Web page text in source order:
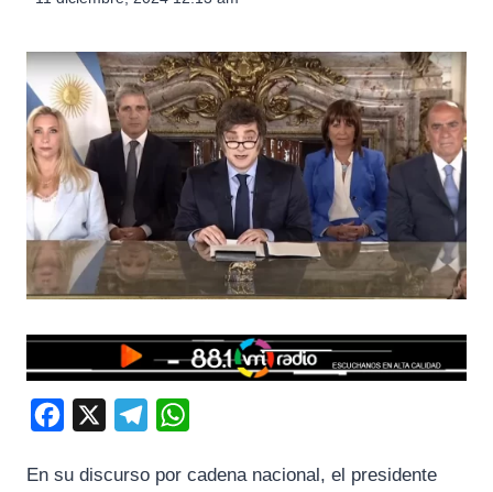
c
l
a
En su discurso por cadena nacional, el presidente